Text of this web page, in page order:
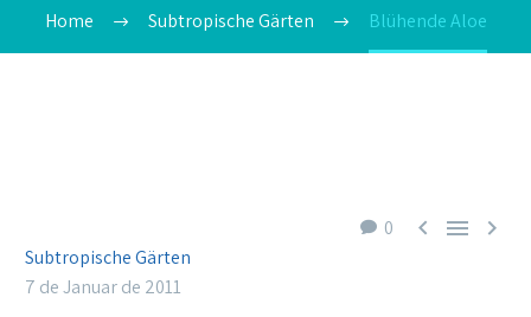
Home Subtropische Gärten Blühende Aloe
0   
Subtropische Gärten
7 de Januar de 2011